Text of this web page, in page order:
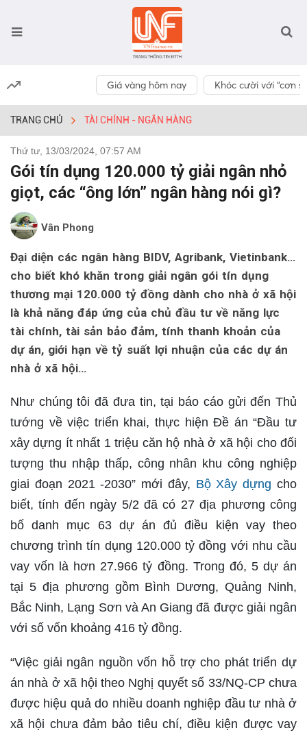
Giá vàng hôm nay Khóc cười với “cơn
TRANG CHỦ TÀI CHÍNH - NGÂN HÀNG
Thứ tư, 13/03/2024, 07:57 AM
Gói tín dụng 120.000 tỷ giải ngân nhỏ
giọt, các “ông lớn” ngân hàng nói gì?
Vân Phong
Đại diện các ngân hàng BIDV, Agribank, Vietinbank…
cho biết khó khăn trong giải ngân gói tín dụng
thương mại 120.000 tỷ đồng dành cho nhà ở xã hội
là khả năng đáp ứng của chủ đầu tư về năng lực
tài chính, tài sản bảo đảm, tính thanh khoản của
dự án, giới hạn về tỷ suất lợi nhuận của các dự án
nhà ở xã hội…
Như chúng tôi đã đưa tin, tại báo cáo gửi đến Thủ
tướng về việc triển khai, thực hiện Đề án “Đầu tư
xây dựng ít nhất 1 triệu căn hộ nhà ở xã hội cho đối
tượng thu nhập thấp, công nhân khu công nghiệp
giai đoạn 2021 -2030” mới đây, Bộ Xây dựng cho
biết, tính đến ngày 5/2 đã có 27 địa phương công
bố danh mục 63 dự án đủ điều kiện vay theo
chương trình tín dụng 120.000 tỷ đồng với nhu cầu
vay vốn là hơn 27.966 tỷ đồng. Trong đó, 5 dự án
tại 5 địa phương gồm Bình Dương, Quảng Ninh,
Bắc Ninh, Lạng Sơn và An Giang đã được giải ngân
với số vốn khoảng 416 tỷ đồng.
“Việc giải ngân nguồn vốn hỗ trợ cho phát triển dự
án nhà ở xã hội theo Nghị quyết số 33/NQ-CP chưa
được hiệu quả do nhiều doanh nghiệp đầu tư nhà ở
xã hội chưa đảm bảo tiêu chí, điều kiện được vay